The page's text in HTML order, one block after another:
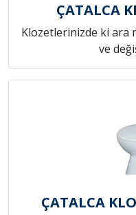
ÇATALCA
Klozetlerinizde ki ara
ve
ÇATALCA